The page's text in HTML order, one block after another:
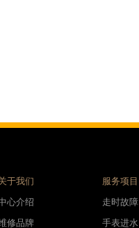
心（需提前预约）
（需提前预约）
中心（需提前预约）
于我们
心介绍
修品牌
服务项目
走时故障
手表进水